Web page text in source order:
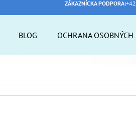
ZÁKAZNÍCKA PODPORA:
BLOG OCHRANA OSOBNÝCH